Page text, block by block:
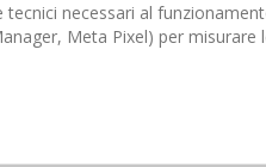
tecnici necessari al
Meta Pixel) per